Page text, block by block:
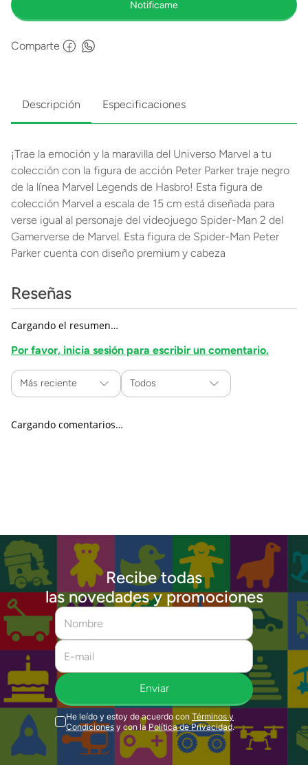
Comparte
Descripción Especificaciones
¡Trae la emoción y la maravilla del Universo Marvel a tu
colección con la figura de acción Peter Parker traje negro
de la línea Marvel Legends de Hasbro! Esta figura de
colección Marvel a escala de 15 cm está diseñada para
verse igual al personaje del videojuego Spider-Man 2 del
Gamerverse de Marvel. Esta figura de Spider-Man Peter
Parker cuenta con diseño premium y cabeza
Reseñas
Cargando el resumen…
Por favor, inicia sesión para escribir un comentario.
Más reciente Todos
Cargando comentarios…
Recibe todas
las novedades y promociones
Enviar
He leído y estoy de acuerdo con Términos y
Condiciones y con la Política de Privacidad.